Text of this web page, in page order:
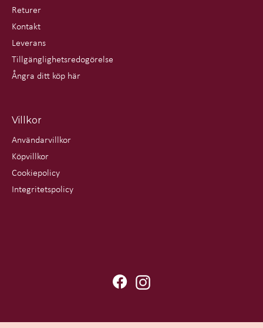
Returer
Kontakt
Leverans
Tillgänglighetsredogörelse
Ångra ditt köp här
Villkor
Användarvillkor
Köpvillkor
Cookiepolicy
Integritetspolicy